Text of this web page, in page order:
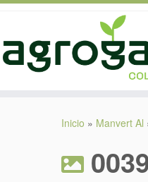
Inicio » Manvert Al